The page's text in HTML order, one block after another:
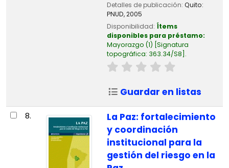
Detalles de publicación: Quito:
PNUD,2005
Disponibilidad: Ítems
disponibles para préstamo:
Mayorazgo (1) Signatura
topográfica: 363.34/S8 .
Guardar en listas
8.
La Paz: fortalecimiento
y coordinación
institucional para la
gestión del riesgo en la